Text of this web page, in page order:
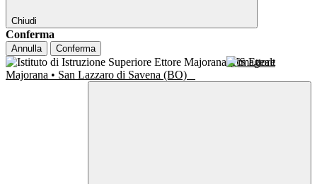
Chiudi
Conferma
Annulla Conferma
IIS Ettore
Majorana • San Lazzaro di Savena (BO)